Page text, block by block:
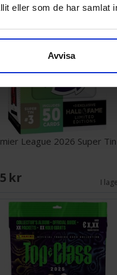
eller som de har samlat
Avvisa
League 2026 Super
SEK I